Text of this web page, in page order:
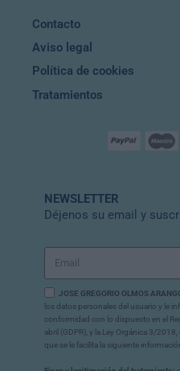
Contacto
Aviso legal
Política de cookies
Tratamientos
NEWSLETTER
Déjenos su email y
JOSE GREGORIO OLMOS
los datos personales del usuario y le
conformidad con lo dispuesto en el
abril (GDPR), y la Ley Orgánica 3/
que se le facilita la siguiente